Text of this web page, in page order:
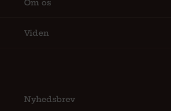
Om os
Viden
Nyhedsbrev